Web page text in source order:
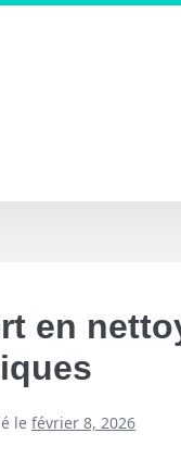
en
le février 8, 2026